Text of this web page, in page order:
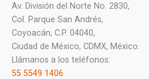
Av. División del Norte No. 2830,
Col. Parque San Andrés,
Coyoacán, C.P. 04040,
Ciudad de México, CDMX, México.
Llámanos a los teléfonos:
55 5549 1406